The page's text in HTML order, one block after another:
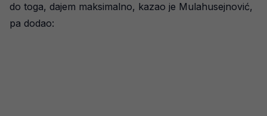
do toga, dajem maksimalno, kazao je Mulahusejnović,
pa dodao: